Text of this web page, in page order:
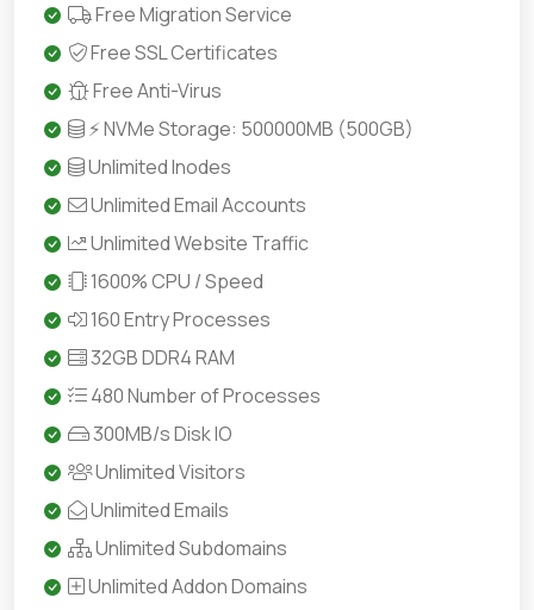
Free Migration Service
Free SSL Certificates
Free Anti-Virus
⚡ NVMe Storage: 500000MB (500GB)
Unlimited Inodes
Unlimited Email Accounts
Unlimited Website Traffic
1600% CPU / Speed
160 Entry Processes
32GB DDR4 RAM
480 Number of Processes
300MB/s Disk IO
Unlimited Visitors
Unlimited Emails
Unlimited Subdomains
Unlimited Addon Domains